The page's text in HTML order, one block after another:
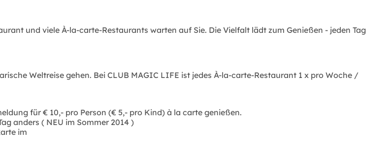
und viele À-la-carte-Restaurants warten auf Sie. Die Vielfalt lädt zum Genießen - jeden Tag
Weltreise gehen. Bei CLUB MAGIC LIFE ist jedes À-la-carte-Restaurant 1 x pro Woche /
für € 10,- pro Person (€ 5,- pro Kind) à la carte genießen.
anders ( NEU im Sommer 2014 )
im